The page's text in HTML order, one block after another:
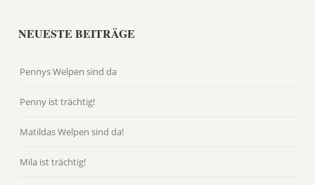
NEUESTE BEITRÄGE
Pennys Welpen sind da
Penny ist trächtig!
Matildas Welpen sind da!
Mila ist trächtig!